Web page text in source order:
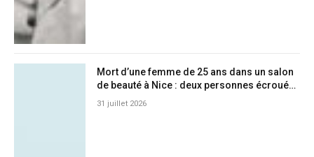
Mort d’une femme de 25 ans dans un salon
de beauté à Nice : deux personnes écrouées
pour injection clandestine de botox
31 juillet 2026